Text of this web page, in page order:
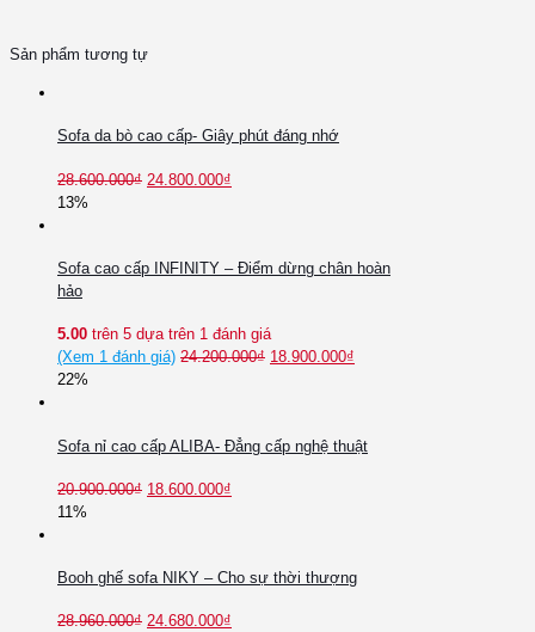
Sản phẩm tương tự
Sofa da bò cao cấp- Giây phút đáng nhớ
28.600.000₫ 24.800.000₫
13%
Sofa cao cấp INFINITY – Điểm dừng chân hoàn
hảo
5.00 trên 5 dựa trên 1 đánh giá
(Xem 1 đánh giá) 24.200.000₫ 18.900.000₫
22%
Sofa nỉ cao cấp ALIBA- Đẳng cấp nghệ thuật
20.900.000₫ 18.600.000₫
11%
Booh ghế sofa NIKY – Cho sự thời thượng
28.960.000₫ 24.680.000₫